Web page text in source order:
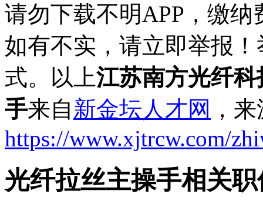
请勿下载不明APP，缴
如有不实，请立即举报
式。以上江苏南方光纤
手来自新金坛人才网 ，
https://www.xjtrcw.com/
光纤拉丝主操手相关职